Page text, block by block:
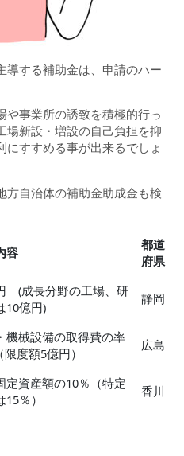
導する補助金は、申請のハー
や事業所の誘致を積極的行っ
場新設・増設の自己負担を抑
にすすめる事が出来るでしょ
方自治体の補助金助成金も検
容
都道
府県
(成長分野の工場、研
10億円)
静岡
機械設備の取得費の率
限度額5億円）
広島
定資産額の10％（特定
％）
香川